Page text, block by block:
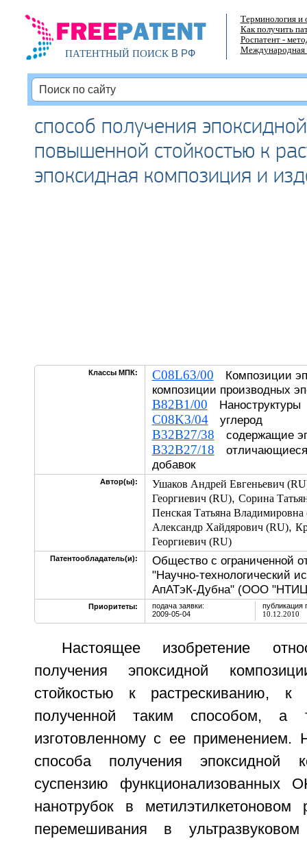
ПАТЕНТНЫЙ ПОИСКВ РФ
Терминология и
Как получить
Роспатент -
Международная
способ получения
повышенной стойкостью к
эпоксидная композиция и
Классы МПК: C08L63/00 Композиции
композиции производных
B82B1/00 Наноструктуры
C08K3/04углерод
B32B27/38 содержащие
B32B27/18
добавок
Автор(ы):
Ушаков Андрей Евгеньевич
Георгиевич (RU), Сорина
Пенская Татьяна Владимировна
Александр Хайдярович (RU),
Георгиевич (RU)
Патентообладатель(и):
Общество с ограниченной
"Научно-технологический
АпАТэК-Дубна" (ООО
Приоритеты:
подача заявки:
2009-05-04
публикация
10.12.2010
Настоящее изобретение
получения эпоксидной
стойкостью к растрескиванию, к
полученной таким способом, а
изготовленному с ее применением.
способа получения эпоксидной
суспензию функционализованных
нанотрубок в метилэтилкетоновом
перемешивания в